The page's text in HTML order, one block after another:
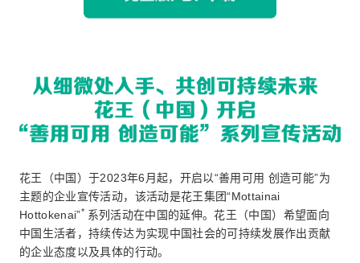
花王（中国）于2023年6月起，开启以“善用可用 创造可能”为
主题的企业宣传活动，该活动是花王集团“Mottainai
Hottokenai”* 系列活动在中国的延伸。花王（中国）希望面向
中国生活者，持续传达为实现中国社会的可持续发展作出贡献
的企业态度以及具体的行动。